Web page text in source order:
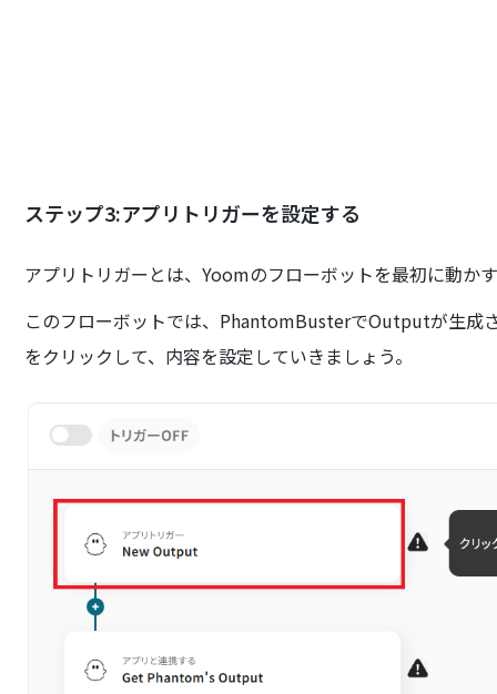
ステップ3:アプリトリガーを設定する
アプリトリガーとは、Yoomのフローボットを最初に動か
このフローボットでは、PhantomBusterでOutputが生成
をクリックして、内容を設定していきましょう。